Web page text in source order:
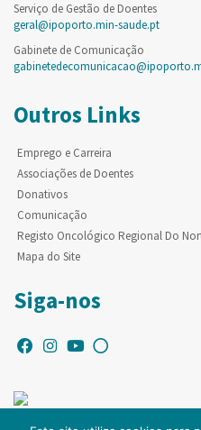
Serviço de Gestão de Doentes
geral@ipoporto.min-saude.pt
Gabinete de Comunicação
Outros Links
Emprego e Carreira
Associações de Doentes
Donativos
Comunicação
Registo Oncológico Regional Do
Mapa do Site
Siga-nos